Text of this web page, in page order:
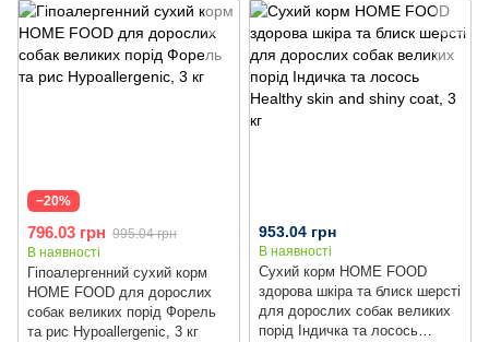
−20%
Гіпоалергенний сухий корм
HOME FOOD для дорослих
собак великих порід Форель
та рис Hypoallergenic, 3 кг
796.03 грн 995.04 грн
В наявності
Сухий корм HOME FOOD
здорова шкіра та блиск шерсті
для дорослих собак великих
порід Індичка та лосось
953.04 грн
В наявності